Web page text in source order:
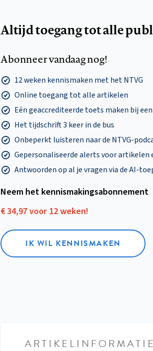
Altijd toegang tot alle
Abonneer vandaag nog!
12 weken kennismaken met het NTVG
Online toegang tot alle artikelen
Eén geaccrediteerde toets maken bij
Het tijdschrift 3 keer in de bus
Onbeperkt luisteren naar de NTVG-
Gepersonaliseerde alerts voor artikelen
Antwoorden op al je vragen via de AI-
Neem het kennismakings­abonnement
€ 34,97 voor 12 weken!
IK WIL KENNISMAKEN
ARTIKELINFORMATIE